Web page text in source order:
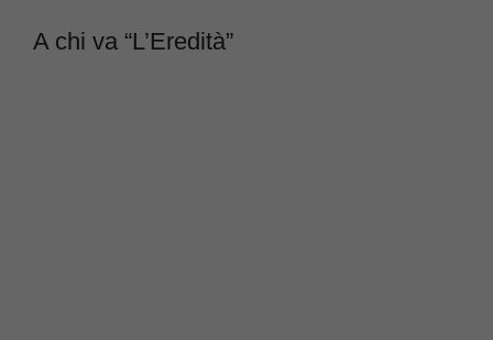
A chi va “L’Eredità”